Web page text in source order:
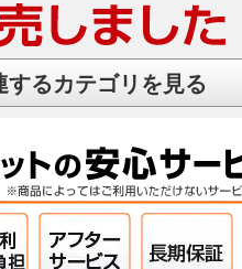
するカテゴリを見る